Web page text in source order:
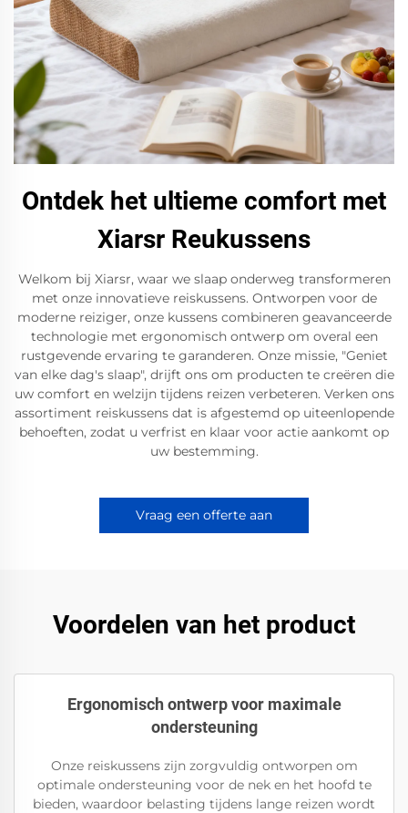
Ontdek het ultieme comfort met
Xiarsr Reukussens
Welkom bij Xiarsr, waar we slaap onderweg transformeren
met onze innovatieve reiskussens. Ontworpen voor de
moderne reiziger, onze kussens combineren geavanceerde
technologie met ergonomisch ontwerp om overal een
rustgevende ervaring te garanderen. Onze missie, "Geniet
van elke dag's slaap", drijft ons om producten te creëren die
uw comfort en welzijn tijdens reizen verbeteren. Verken ons
assortiment reiskussens dat is afgestemd op uiteenlopende
behoeften, zodat u verfrist en klaar voor actie aankomt op
uw bestemming.
Vraag een offerte aan
Voordelen van het product
Ergonomisch ontwerp voor maximale
ondersteuning
Onze reiskussens zijn zorgvuldig ontworpen om
optimale ondersteuning voor de nek en het hoofd te
bieden, waardoor belasting tijdens lange reizen wordt